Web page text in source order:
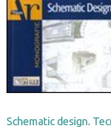
Schematic design.